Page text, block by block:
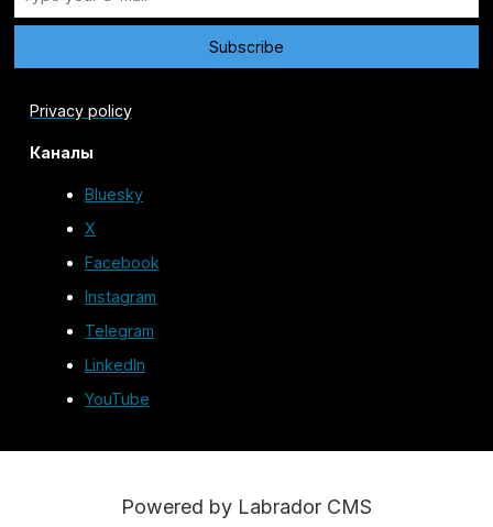
Privacy policy
Каналы
Bluesky
X
Facebook
Instagram
Telegram
LinkedIn
YouTube
Powered by Labrador CMS